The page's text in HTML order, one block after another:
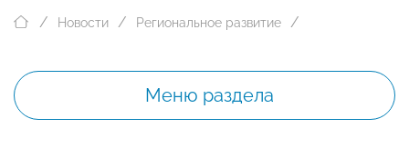
Новости Региональное развитие
Меню раздела